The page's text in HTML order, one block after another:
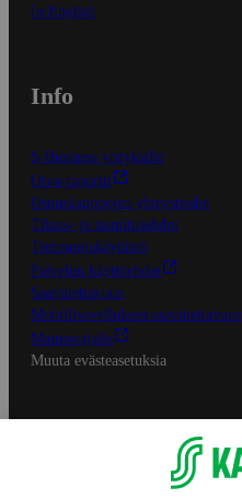
In English
Info
S-Business yrityksille
Oiva-raportit
Osuuskauppojen yhteystiedot
Tilaus- ja toimitusehdot
Tietosuojakäytäntö
Palvelun käyttöehdot
Saavutettavuus
Mobiilisovelluksen saavutettavuus
Mainostajalle
Muuta evästeasetuksia
S-ryhmän palvelut